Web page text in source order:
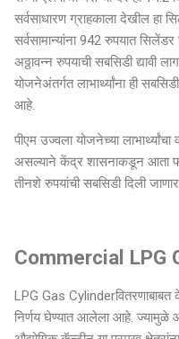
सर्वसाधारण ग्राहकाला देखील हा
सर्वसामान्यांना 942 रुपयात
अठ्ठावन्न रुपयाची सबसिडी द्यावी
योजनेअंतर्गत लाभार्थ्यांना ही
आहे.
पीएम उज्वला योजनेच्या
असल्याने केंद्र शासनाकडून आता
तीनशे रुपयांची सबसिडी दिली
Commercial LPG
LPG Gas Cylinderवितरणाबाबत
निर्णय घेण्यात आलेला आहे. ज्यामुळे